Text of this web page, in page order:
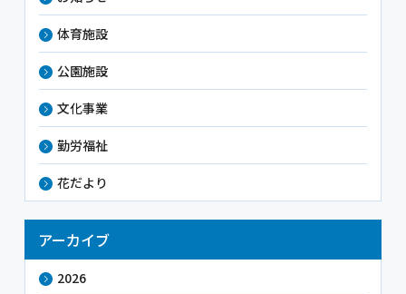
体育施設
公園施設
文化事業
勤労福祉
花だより
アーカイブ
2026